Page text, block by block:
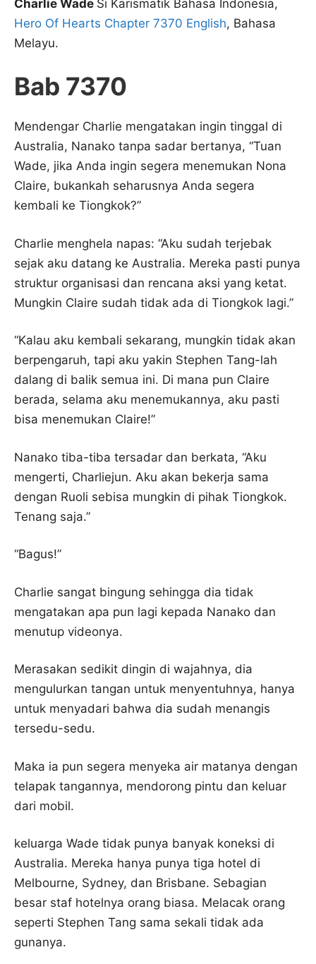
Charlie Wade Si Karismatik Bahasa Indonesia,
Hero Of Hearts Chapter 7370 English, Bahasa
Melayu.
Bab 7370
Mendengar Charlie mengatakan ingin tinggal di
Australia, Nanako tanpa sadar bertanya, “Tuan
Wade, jika Anda ingin segera menemukan Nona
Claire, bukankah seharusnya Anda segera
kembali ke Tiongkok?”
Charlie menghela napas: “Aku sudah terjebak
sejak aku datang ke Australia. Mereka pasti punya
struktur organisasi dan rencana aksi yang ketat.
Mungkin Claire sudah tidak ada di Tiongkok lagi.”
“Kalau aku kembali sekarang, mungkin tidak akan
berpengaruh, tapi aku yakin Stephen Tang-lah
dalang di balik semua ini. Di mana pun Claire
berada, selama aku menemukannya, aku pasti
bisa menemukan Claire!”
Nanako tiba-tiba tersadar dan berkata, “Aku
mengerti, Charliejun. Aku akan bekerja sama
dengan Ruoli sebisa mungkin di pihak Tiongkok.
Tenang saja.”
“Bagus!”
Charlie sangat bingung sehingga dia tidak
mengatakan apa pun lagi kepada Nanako dan
menutup videonya.
Merasakan sedikit dingin di wajahnya, dia
mengulurkan tangan untuk menyentuhnya, hanya
untuk menyadari bahwa dia sudah menangis
tersedu-sedu.
Maka ia pun segera menyeka air matanya dengan
telapak tangannya, mendorong pintu dan keluar
dari mobil.
keluarga Wade tidak punya banyak koneksi di
Australia. Mereka hanya punya tiga hotel di
Melbourne, Sydney, dan Brisbane. Sebagian
besar staf hotelnya orang biasa. Melacak orang
seperti Stephen Tang sama sekali tidak ada
gunanya.